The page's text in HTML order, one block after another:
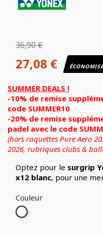
36,90 €
27,08 €
SUMMER DEALS !
-10% de remise
code SUMMER10
-20% de remise
padel avec le code
(hors raquettes Pure Aero
2026, rubriques clubs &
Optez pour le surgrip
x12 blanc, pour une
Couleur
Blanc